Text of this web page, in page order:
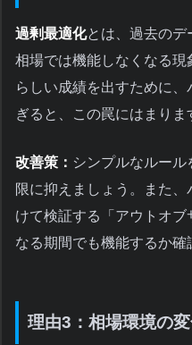
過剰最適化とは、過去のデ
相場では機能しなくなる
らしい成績を出すために
ぎると、この罠にはまりま
改善策： シンプルなルー
限に抑えましょう。また
けて検証する「アウトオ
なる期間でも機能するか確
理由3：相場環境の